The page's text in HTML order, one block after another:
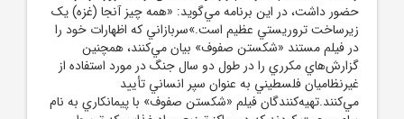
حضور داشت، در اين برنامه مي‌گويد: «همه چيز آنجا (غزه) يک
زيرساخت تروريستي عظيم است.»سربازاني که اظهارات خود را
در فيلم مستند «شکستن صفوف» بيان مي‌کنند، همچنين
گزارش‌هاي مکرري را در طول دو سال جنگ در مورد استفاده از
غيرنظاميان فلسطيني به عنوان سپر انساني تأييد
مي‌کنند.تهيه‌کنندگان فيلم «شکستن صفوف» با پيمانکاري به نام